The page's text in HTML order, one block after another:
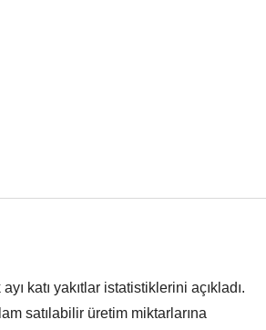
katı yakıtlar istatistiklerini açıkladı.
satılabilir üretim miktarlarına